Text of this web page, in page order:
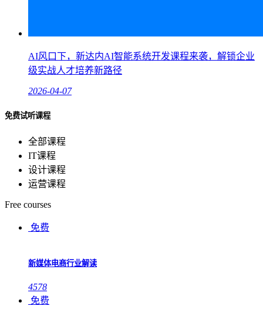
AI风口下，新达内AI智能系统开发课程来袭，解锁企业
级实战人才培养新路径
2026-04-07
免费试听课程
全部课程
IT课程
设计课程
运营课程
Free courses
免费
新媒体电商行业解读
4578
免费